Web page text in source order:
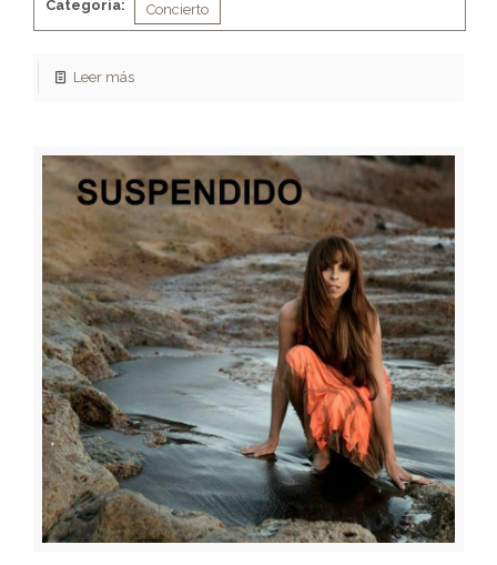
Categoria: Concierto
Leer más